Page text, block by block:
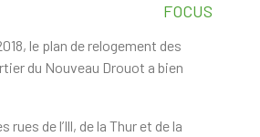
FOCUS
le plan de relogement des
du Nouveau Drouot a bien
rues de l’Ill, de la Thur et de la